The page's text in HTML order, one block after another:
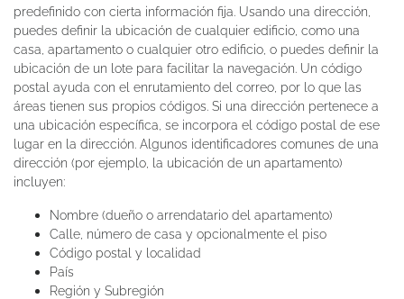
predefinido con cierta información fija. Usando una dirección,
puedes definir la ubicación de cualquier edificio, como una
casa, apartamento o cualquier otro edificio, o puedes definir la
ubicación de un lote para facilitar la navegación. Un código
postal ayuda con el enrutamiento del correo, por lo que las
áreas tienen sus propios códigos. Si una dirección pertenece a
una ubicación específica, se incorpora el código postal de ese
lugar en la dirección. Algunos identificadores comunes de una
dirección (por ejemplo, la ubicación de un apartamento)
incluyen:
Nombre (dueño o arrendatario del apartamento)
Calle, número de casa y opcionalmente el piso
Código postal y localidad
País
Región y Subregión